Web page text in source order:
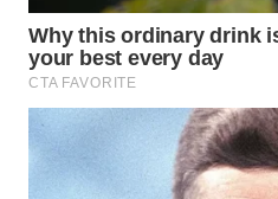
WAHANA
TRAVEL